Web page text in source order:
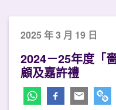
2025 年 3 月 19 日
2024－25年度「
顧及嘉許禮